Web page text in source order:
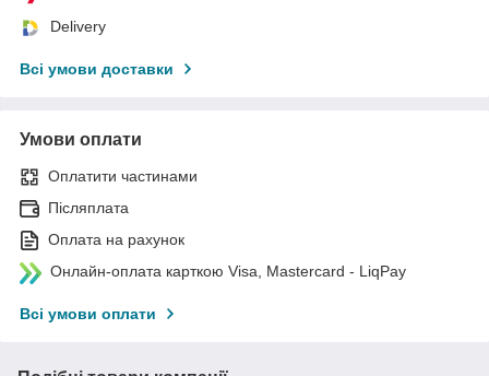
Delivery
Всі умови доставки
Умови оплати
Оплатити частинами
Післяплата
Оплата на рахунок
Онлайн-оплата карткою Visa, Mastercard - LiqPay
Всі умови оплати